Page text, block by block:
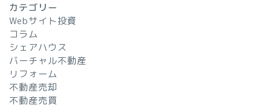
カテゴリー
Webサイト投資
コラム
シェアハウス
バーチャル不動産
リフォーム
不動産売却
不動産売買